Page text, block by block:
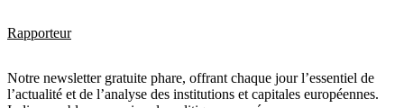
Rapporteur
Notre newsletter gratuite phare, offrant chaque jour l’essentiel de
l’actualité et de l’analyse des institutions et capitales européennes.